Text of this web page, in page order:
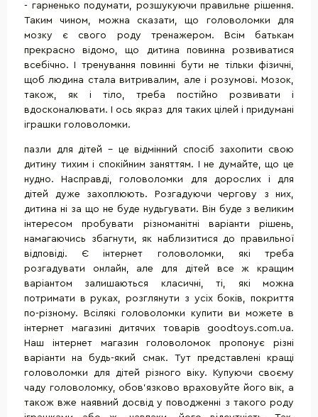
- гарненько подумати, розшукуючи правильне рішення.
Таким чином, можна сказати, що головоломки для
мозку є свого роду тренажером. Всім батькам
прекрасно відомо, що дитина повинна розвиватися
всебічно. І тренування повинні бути не тільки фізичні,
щоб людина стала витривалим, але і розумові. Мозок,
також, як і тіло, треба постійно розвивати і
вдосконалювати. І ось якраз для таких цілей і придумані
іграшки головоломки.
пазли для дітей - це відмінний спосіб захопити свою
дитину тихим і спокійним заняттям. І не думайте, що це
нудно. Насправді, головоломки для дорослих і для
дітей дуже захоплюють. Розгадуючи чергову з них,
дитина ні за що не буде нудьгувати. Він буде з великим
інтересом пробувати різноманітні варіанти рішень,
намагаючись збагнути, як наблизитися до правильної
відповіді. Є інтернет головоломки, які треба
розгадувати онлайн, але для дітей все ж кращим
варіантом залишаються класичні, ті, які можна
потримати в руках, розглянути з усіх боків, покриття
по-різному. Всілякі головоломки купити ви можете в
інтернет магазині дитячих товарів goodtoys.com.ua.
Наш інтернет магазин головоломок пропонує різні
варіанти на будь-який смак. Тут представлені кращі
головоломки для дітей різного віку. Купуючи своєму
чаду головоломку, обов'язково враховуйте його вік, а
також вже наявний досвід у поводженні з такого роду